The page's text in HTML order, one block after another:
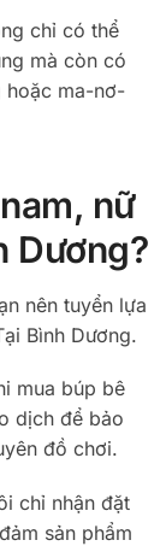
chỉ có thể
mà còn có
hoặc ma-nơ-
nữ
Dương?
nên tuyển lựa
Bình Dương.
mua búp bê
dịch để bảo
đồ chơi.
chỉ nhận đặt
sản phẩm